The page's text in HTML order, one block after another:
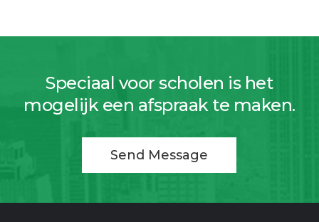
Speciaal voor scholen is het
mogelijk een afspraak te maken.
Send Message